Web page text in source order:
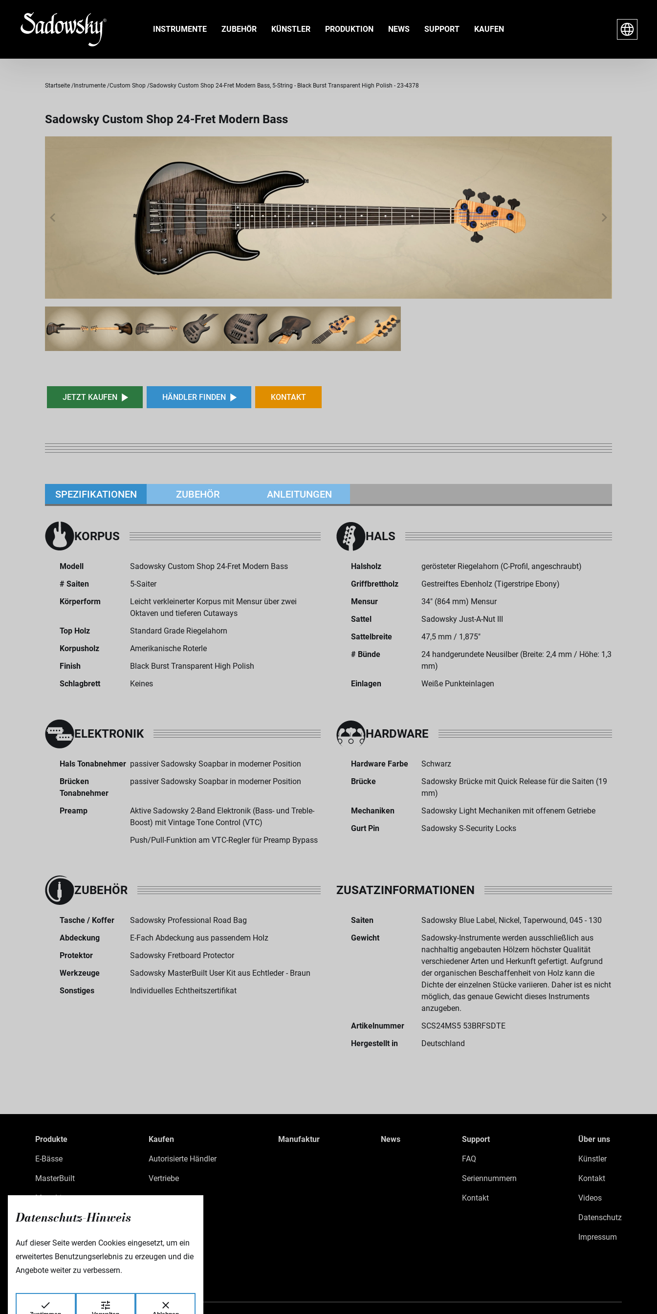
Datenschutz-Hinweis
Auf dieser Seite werden Cookies eingesetzt, um ein
erweitertes Benutzungserlebnis zu erzeugen und die
Angebote weiter zu verbessern.
INSTRUMENTE ZUBEHÖR KÜNSTLER PRODUKTION NEWS SUPPORT KAUFEN
Startseite Instrumente Custom Shop Sadowsky Custom Shop 24-Fret Modern Bass, 5-String - Black Burst Transparent High Polish - 23-4378
Sadowsky Custom Shop 24-Fret Modern Bass
JETZT KAUFEN HÄNDLER FINDEN KONTAKT
SPEZIFIKATIONEN ZUBEHÖR ANLEITUNGEN
KORPUS
Modell
Sadowsky Custom Shop 24-Fret Modern Bass
# Saiten
5-Saiter
Körperform
Leicht verkleinerter Korpus mit Mensur über zwei
Oktaven und tieferen Cutaways
Top Holz
Standard Grade Riegelahorn
Korpusholz
Amerikanische Roterle
Finish
Black Burst Transparent High Polish
Schlagbrett
Keines
HALS
Halsholz
gerösteter Riegelahorn (C-Profil, angeschraubt)
Griffbrettholz
Gestreiftes Ebenholz (Tigerstripe Ebony)
Mensur
34" (864 mm) Mensur
Sattel
Sadowsky Just-A-Nut III
Sattelbreite
47,5 mm / 1,875"
# Bünde
24 handgerundete Neusilber (Breite: 2,4 mm / Höhe: 1,3
mm)
Einlagen
Weiße Punkteinlagen
ELEKTRONIK
Hals Tonabnehmer passiver Sadowsky Soapbar in moderner Position
Brücken
Tonabnehmer
passiver Sadowsky Soapbar in moderner Position
Preamp
Aktive Sadowsky 2-Band Elektronik (Bass- und Treble-
Boost) mit Vintage Tone Control (VTC)
Push/Pull-Funktion am VTC-Regler für Preamp Bypass
HARDWARE
Hardware Farbe
Schwarz
Brücke
Sadowsky Brücke mit Quick Release für die Saiten (19
mm)
Mechaniken
Sadowsky Light Mechaniken mit offenem Getriebe
Gurt Pin
Sadowsky S-Security Locks
ZUBEHÖR
Tasche / Koffer
Sadowsky Professional Road Bag
Abdeckung
E-Fach Abdeckung aus passendem Holz
Protektor
Sadowsky Fretboard Protector
Werkzeuge
Sadowsky MasterBuilt User Kit aus Echtleder - Braun
Sonstiges
Individuelles Echtheitszertifikat
ZUSATZINFORMATIONEN
Saiten
Sadowsky Blue Label, Nickel, Taperwound, 045 - 130
Gewicht
Sadowsky-Instrumente werden ausschließlich aus
nachhaltig angebauten Hölzern höchster Qualität
verschiedener Arten und Herkunft gefertigt. Aufgrund
der organischen Beschaffenheit von Holz kann die
Dichte der einzelnen Stücke variieren. Daher ist es nicht
möglich, das genaue Gewicht dieses Instruments
anzugeben.
Artikelnummer
SCS24MS5 53BRFSDTE
Hergestellt in
Deutschland
Produkte
E-Bässe
MasterBuilt
MetroLine
MetroExpress
Custom Shop
Zubehör
Kaufen
Autorisierte Händler
Vertriebe
Manufaktur News Support
FAQ
Seriennummern
Kontakt
Über uns
Künstler
Kontakt
Videos
Datenschutz
Impressum